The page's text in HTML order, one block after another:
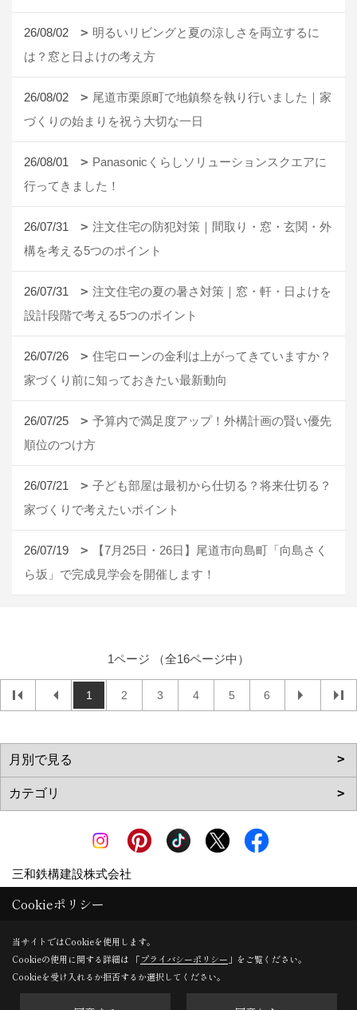
26/08/02
明るいリビングと夏の涼しさを両立するに
は？窓と日よけの考え方
26/08/02
尾道市栗原町で地鎮祭を執り行いました｜家
づくりの始まりを祝う大切な一日
26/08/01
Panasonicくらしソリューションスクエアに
行ってきました！
26/07/31
注文住宅の防犯対策｜間取り・窓・玄関・外
構を考える5つのポイント
26/07/31
注文住宅の夏の暑さ対策｜窓・軒・日よけを
設計段階で考える5つのポイント
26/07/26
住宅ローンの金利は上がってきていますか？
家づくり前に知っておきたい最新動向
26/07/25
予算内で満足度アップ！外構計画の賢い優先
順位のつけ方
26/07/21
子ども部屋は最初から仕切る？将来仕切る？
家づくりで考えたいポイント
26/07/19
【7月25日・26日】尾道市向島町「向島さく
ら坂」で完成見学会を開催します！
1ページ （全16ページ中）
1 2 3 4 5 6
三和鉄構建設株式会社
〒729-0141
TEL： 0120-506-308/0848-55-5411
FAX：0848-55-5412
＜営業時間＞8:00～17:00
Cookieポリシー
当サイトではCookieを使用します。
Cookieの使用に関する詳細は 「プライバシーポリシー 」をご覧ください。
Cookieを受け入れるか拒否するか選択してください。